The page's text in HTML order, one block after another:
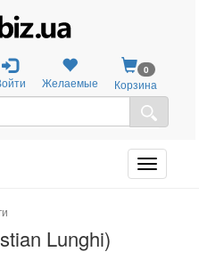
Желаемые
0
Корзина
Lunghi)